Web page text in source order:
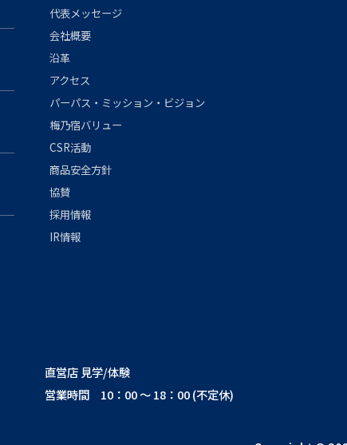
代表メッセージ
会社概要
沿革
アクセス
パーパス・ミッション・ビジョン
梅乃宿バリュー
CSR活動
商品安全方針
協賛
採用情報
IR情報
直営店 見学/体験
営業時間 10：00 ～ 18：00 (不定休)